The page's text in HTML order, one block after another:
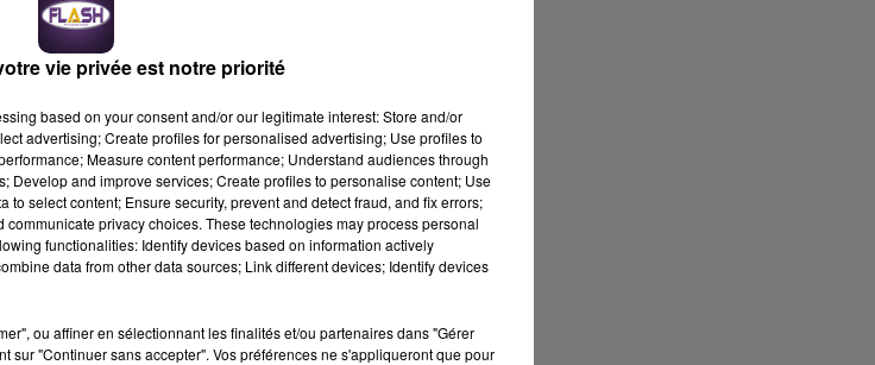
les produits sur le lieu de vente,
vie privée est notre priorité
based on your consent and/or our legitimate interest: Store and/or
advertising; Create profiles for personalised advertising; Use profiles to
Measure content performance; Understand audiences through
Develop and improve services; Create profiles to personalise content; Use
select content; Ensure security, prevent and detect fraud, and fix errors;
privacy choices. These technologies may process personal
functionalities: Identify devices based on information actively
data from other data sources; Link different devices; Identify devices
ou affiner en sélectionnant les finalités et/ou partenaires dans "Gérer
sur "Continuer sans accepter". Vos préférences ne s'appliqueront que pour